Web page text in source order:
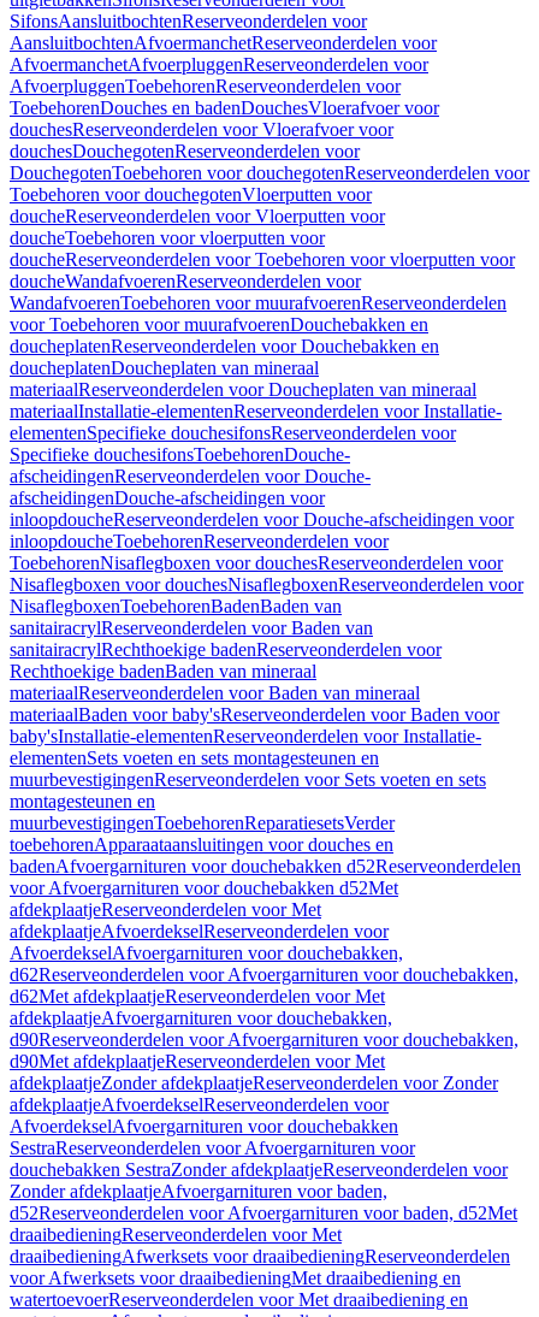
SifonsAansluitbochtenReserveonderdelen voor
AansluitbochtenAfvoermanchetReserveonderdelen voor
AfvoermanchetAfvoerpluggenReserveonderdelen voor
AfvoerpluggenToebehorenReserveonderdelen voor
ToebehorenDouches en badenDouchesVloerafvoer voor
douchesReserveonderdelen voor Vloerafvoer voor
douchesDouchegotenReserveonderdelen voor
DouchegotenToebehoren voor douchegotenReserveonderdelen voor
Toebehoren voor douchegotenVloerputten voor
doucheReserveonderdelen voor Vloerputten voor
doucheToebehoren voor vloerputten voor
doucheReserveonderdelen voor Toebehoren voor vloerputten voor
doucheWandafvoerenReserveonderdelen voor
WandafvoerenToebehoren voor muurafvoerenReserveonderdelen
voor Toebehoren voor muurafvoerenDouchebakken en
doucheplatenReserveonderdelen voor Douchebakken en
doucheplatenDoucheplaten van mineraal
materiaalReserveonderdelen voor Doucheplaten van mineraal
materiaalInstallatie-elementenReserveonderdelen voor Installatie-
elementenSpecifieke douchesifonsReserveonderdelen voor
Specifieke douchesifonsToebehorenDouche-
afscheidingenReserveonderdelen voor Douche-
afscheidingenDouche-afscheidingen voor
inloopdoucheReserveonderdelen voor Douche-afscheidingen voor
inloopdoucheToebehorenReserveonderdelen voor
ToebehorenNisaflegboxen voor douchesReserveonderdelen voor
Nisaflegboxen voor douchesNisaflegboxenReserveonderdelen voor
NisaflegboxenToebehorenBadenBaden van
sanitairacrylReserveonderdelen voor Baden van
sanitairacrylRechthoekige badenReserveonderdelen voor
Rechthoekige badenBaden van mineraal
materiaalReserveonderdelen voor Baden van mineraal
materiaalBaden voor baby'sReserveonderdelen voor Baden voor
baby'sInstallatie-elementenReserveonderdelen voor Installatie-
elementenSets voeten en sets montagesteunen en
muurbevestigingenReserveonderdelen voor Sets voeten en sets
montagesteunen en
muurbevestigingenToebehorenReparatiesetsVerder
toebehorenApparaataansluitingen voor douches en
badenAfvoergarnituren voor douchebakken d52Reserveonderdelen
voor Afvoergarnituren voor douchebakken d52Met
afdekplaatjeReserveonderdelen voor Met
afdekplaatjeAfvoerdekselReserveonderdelen voor
AfvoerdekselAfvoergarnituren voor douchebakken,
d62Reserveonderdelen voor Afvoergarnituren voor douchebakken,
d62Met afdekplaatjeReserveonderdelen voor Met
afdekplaatjeAfvoergarnituren voor douchebakken,
d90Reserveonderdelen voor Afvoergarnituren voor douchebakken,
d90Met afdekplaatjeReserveonderdelen voor Met
afdekplaatjeZonder afdekplaatjeReserveonderdelen voor Zonder
afdekplaatjeAfvoerdekselReserveonderdelen voor
AfvoerdekselAfvoergarnituren voor douchebakken
SestraReserveonderdelen voor Afvoergarnituren voor
douchebakken SestraZonder afdekplaatjeReserveonderdelen voor
Zonder afdekplaatjeAfvoergarnituren voor baden,
d52Reserveonderdelen voor Afvoergarnituren voor baden, d52Met
draaibedieningReserveonderdelen voor Met
draaibedieningAfwerksets voor draaibedieningReserveonderdelen
voor Afwerksets voor draaibedieningMet draaibediening en
watertoevoerReserveonderdelen voor Met draaibediening en